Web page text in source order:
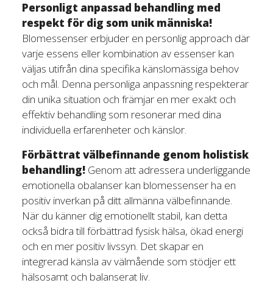
Personligt anpassad behandling med
respekt för dig som unik människa!
Blomessenser erbjuder en personlig approach där
varje essens eller kombination av essenser kan
väljas utifrån dina specifika känslomässiga behov
och mål. Denna personliga anpassning respekterar
din unika situation och främjar en mer exakt och
effektiv behandling som resonerar med dina
individuella erfarenheter och känslor.
Förbättrat välbefinnande genom holistisk
behandling! Genom att adressera underliggande
emotionella obalanser kan blomessenser ha en
positiv inverkan på ditt allmänna välbefinnande.
När du känner dig emotionellt stabil, kan detta
också bidra till förbättrad fysisk hälsa, ökad energi
och en mer positiv livssyn. Det skapar en
integrerad känsla av välmående som stödjer ett
hälsosamt och balanserat liv.